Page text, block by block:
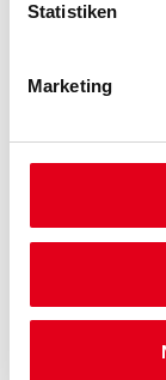
Statistiken
Marketing
- Holzleim für
- Verfärbungs-
- Erfüllt nach
- Leimreste
Bevor verleimt
Flächen